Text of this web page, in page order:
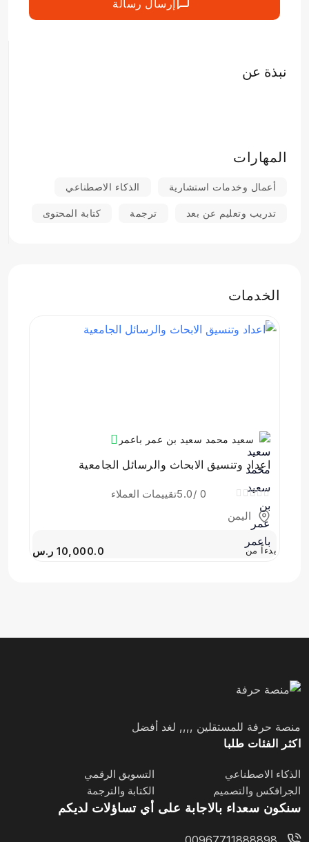
إرسال رسالة
نبذة عن
المهارات
أعمال وخدمات استشارية الذكاء الاصطناعي
تدريب وتعليم عن بعد ترجمة كتابة المحتوى
الخدمات
سعيد محمد سعيد بن عمر باعمر
اعداد وتنسيق الابحاث والرسائل الجامعية
0
/5.0
تقييمات العملاء
اليمن
بدءاً من 10,000.0 ر.س
منصة حرفة للمستقلين ,,,, لغد أفضل
اكثر الفئات طلبا
الذكاء الاصطناعي
التسويق الرقمي
الجرافكس والتصميم
الكتابة والترجمة
سنكون سعداء بالاجابة على أي تساؤلات لديكم